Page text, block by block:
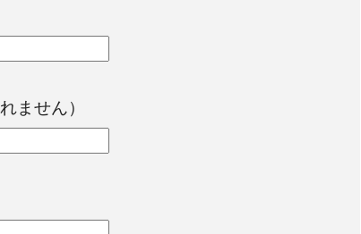
ません）